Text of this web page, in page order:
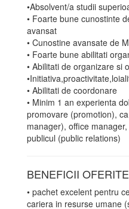
•Absolvent/a studii
• Foarte bune cunostinte
avansat
• Cunostine avansate de
• Foarte bune abilitati
• Abilitati de organizare si
• Abilitati de coordonare
• Minim 1 an experienta
promovare (promotion),
manager), office
publicul (public relations)
BENEFICII OFERITE
• pachet excelent pentru
cariera in resurse umane